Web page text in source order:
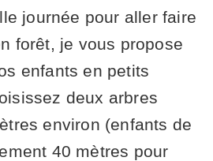
journée pour aller faire
forêt, je vous propose
enfants en petits
deux arbres
environ (enfants de
40 mètres pour